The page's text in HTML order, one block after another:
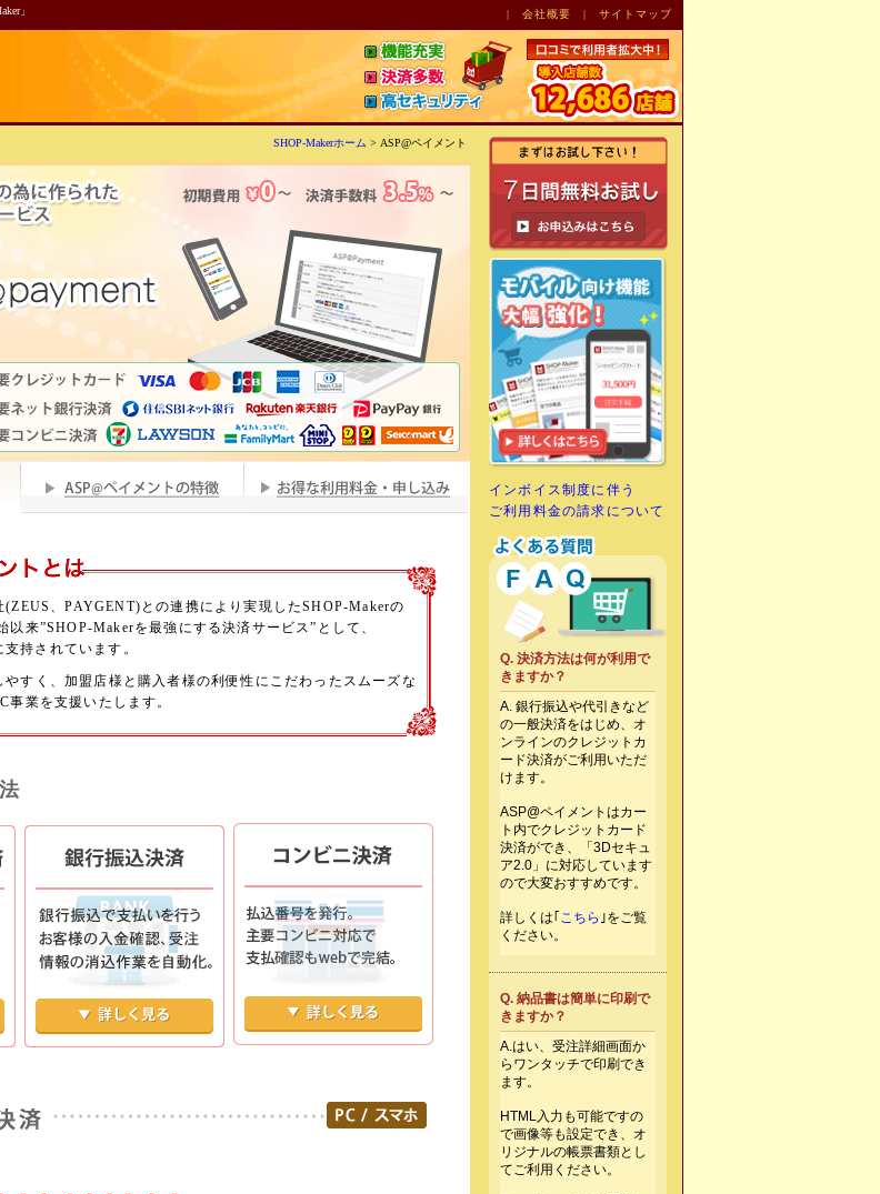
」 | 会社概要 | サイトマップ
SHOP-Makerホーム > ASP@ペイメント
ASP@ペイメントとは
(ZEUS、PAYGENT)との連携により実現したSHOP-Makerの
以来”SHOP-Makerを最強にする決済サービス”として、
持されています。
すく、加盟店様と購入者様の利便性にこだわったスムーズな
事業を支援いたします。
クレジットカード決済
クレジットカード決済 ASP@ペイメントだけ！SHOP-Makerカート
インボイス制度に伴う
ご利用料金の請求について
Q. 決済方法は何が利用で
きますか？
A. 銀行振込や代引きなど
の一般決済をはじめ、オ
ンラインのクレジットカ
ード決済がご利用いただ
けます。
ASP@ペイメントはカー
ト内でクレジットカード
決済ができ、「3Dセキュ
ア2.0」に対応しています
ので大変おすすめです。
詳しくは｢ こちら ｣をご覧
ください。
Q. 納品書は簡単に印刷で
きますか？
A.はい、受注詳細画面か
らワンタッチで印刷でき
ます。
HTML入力も可能ですの
で画像等も設定でき、オ
リジナルの帳票書類とし
てご利用ください。